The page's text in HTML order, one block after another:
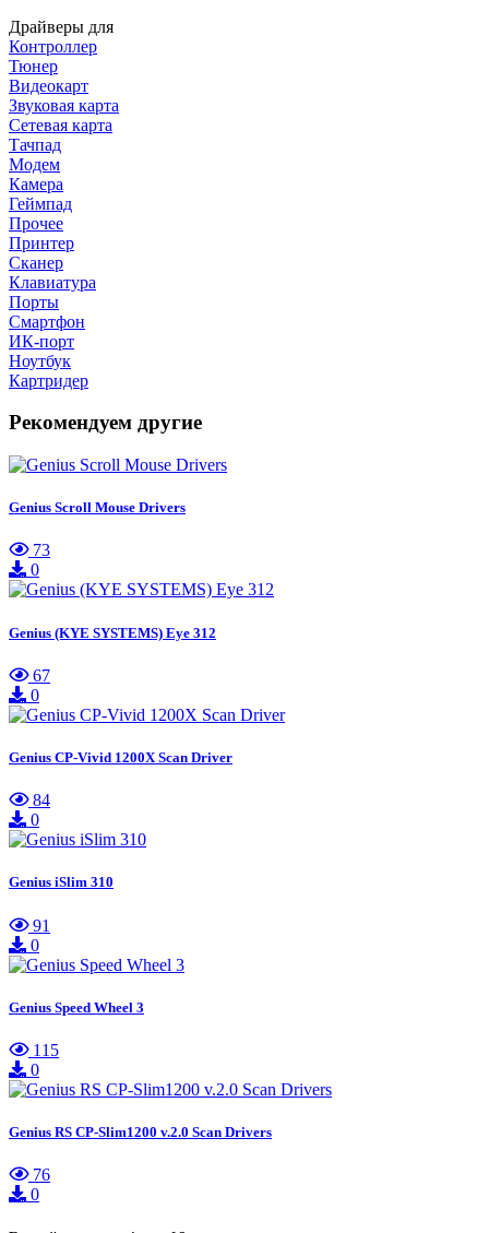
Драйверы для
Контроллер
Тюнер
Видеокарт
Звуковая карта
Сетевая карта
Тачпад
Модем
Камера
Геймпад
Прочее
Принтер
Сканер
Клавиатура
Порты
Смартфон
ИК-порт
Ноутбук
Картридер
Рекомендуем другие
Genius Scroll Mouse Drivers
73
0
Genius (KYE SYSTEMS) Eye 312
67
0
Genius CP-Vivid 1200X Scan Driver
84
0
Genius iSlim 310
91
0
Genius Speed Wheel 3
115
0
Genius RS CP-Slim1200 v.2.0 Scan Drivers
76
0